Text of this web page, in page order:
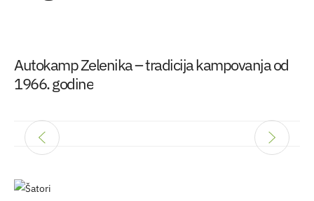
Autokamp Zelenika – tradicija kampovanja od
1966. godine